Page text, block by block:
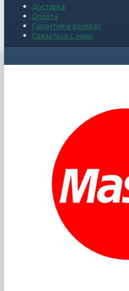
Доставка
Оплата
Гарантия и возврат
Связаться с нами